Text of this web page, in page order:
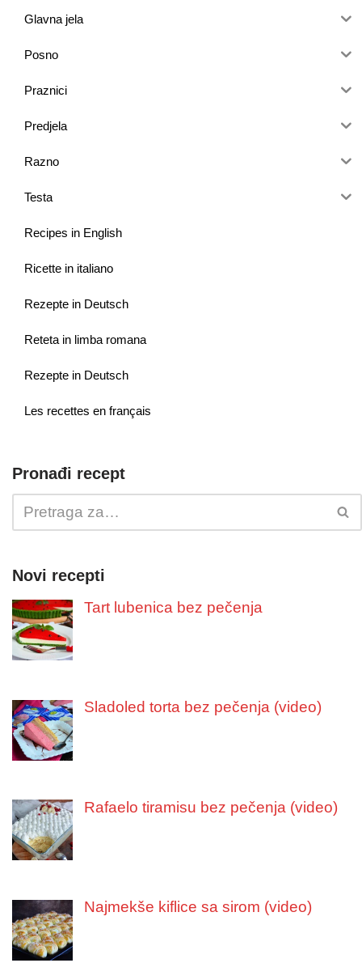
Glavna jela
Posno
Praznici
Predjela
Razno
Testa
Recipes in English
Ricette in italiano
Rezepte in Deutsch
Reteta in limba romana
Rezepte in Deutsch
Les recettes en français
Pronađi recept
Novi recepti
Tart lubenica bez pečenja
Sladoled torta bez pečenja (video)
Rafaelo tiramisu bez pečenja (video)
Najmekše kiflice sa sirom (video)